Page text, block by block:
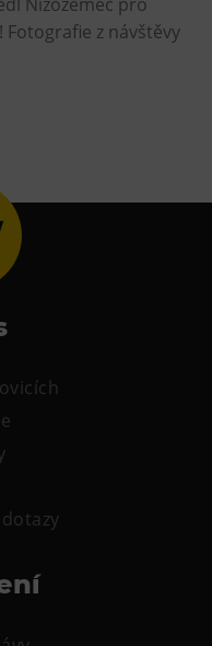
Fotografie z návštěvy